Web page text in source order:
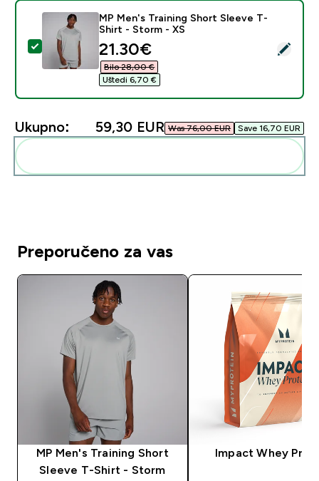
Odaberi ovaj proizvod - MP Men's Training Short
MP Men's Training Short Sleeve T-
Shirt - Storm - XS
discounted price
21.30€‎
Bilo 28,00 €‎
Uštedi 6,70 €‎
Ukupno: 59,30 EUR‎ Was 76,00 EUR‎ Save 16,70 EUR‎
Preporučeno za vas
MP Men's Training Short
Sleeve T-Shirt - Storm
Impact Whey